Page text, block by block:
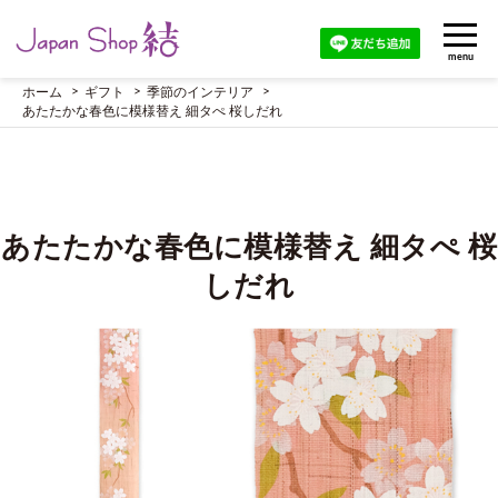
menu
ホーム ギフト
季節のインテリア
あたたかな春色に模様替え 細タぺ 桜しだれ
あたたかな春色に模様替え 細タぺ 桜
しだれ